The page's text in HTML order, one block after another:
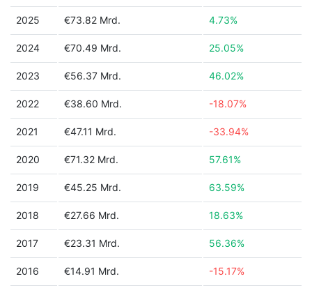
2025 €73.82 Mrd. 4.73%
2024 €70.49 Mrd. 25.05%
2023 €56.37 Mrd. 46.02%
2022 €38.60 Mrd. -18.07%
2021 €47.11 Mrd. -33.94%
2020 €71.32 Mrd. 57.61%
2019 €45.25 Mrd. 63.59%
2018 €27.66 Mrd. 18.63%
2017 €23.31 Mrd. 56.36%
2016 €14.91 Mrd. -15.17%